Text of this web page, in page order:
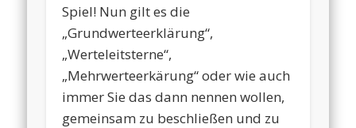
Spiel! Nun gilt es die
„Grundwerteerklärung“,
„Werteleitsterne“,
„Mehrwerteerkärung“ oder wie auch
immer Sie das dann nennen wollen,
gemeinsam zu beschließen und zu